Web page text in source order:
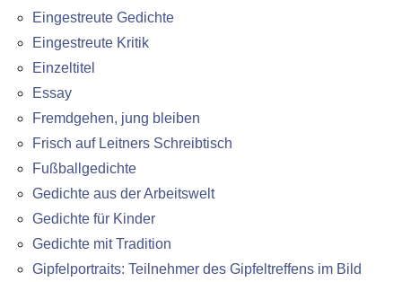
Eingestreute Gedichte
Eingestreute Kritik
Einzeltitel
Essay
Fremdgehen, jung bleiben
Frisch auf Leitners Schreibtisch
Fußballgedichte
Gedichte aus der Arbeitswelt
Gedichte für Kinder
Gedichte mit Tradition
Gipfelportraits: Teilnehmer des Gipfeltreffens im Bild